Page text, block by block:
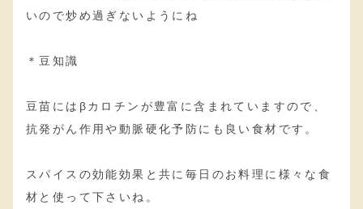
いので炒め過ぎないようにね
＊豆知識
豆苗にはβカロチンが豊富に含まれていますので、
抗発がん作用や動脈硬化予防にも良い食材です。
スパイスの効能効果と共に毎日のお料理に様々な食
材と使って下さいね。